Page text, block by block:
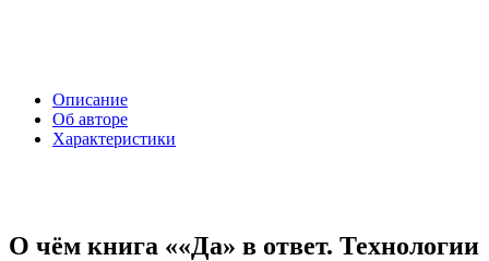
Описание
Об авторе
Характеристики
О чём книга ««Да» в ответ. Технологии